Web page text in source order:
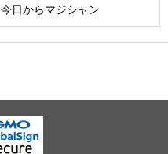
今日からマジシャン